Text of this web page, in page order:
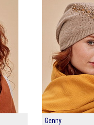
Genny